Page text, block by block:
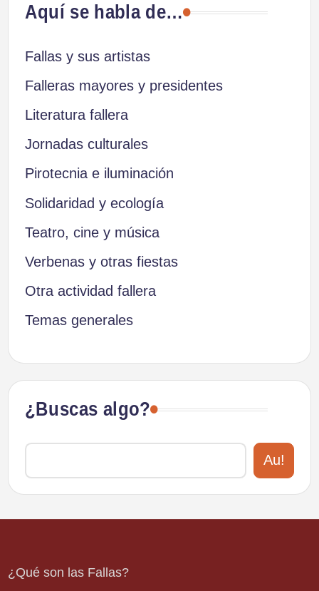
Aquí se habla de…
Fallas y sus artistas
Falleras mayores y presidentes
Literatura fallera
Jornadas culturales
Pirotecnia e iluminación
Solidaridad y ecología
Teatro, cine y música
Verbenas y otras fiestas
Otra actividad fallera
Temas generales
¿Buscas algo?
Au!
¿Qué son las Fallas?